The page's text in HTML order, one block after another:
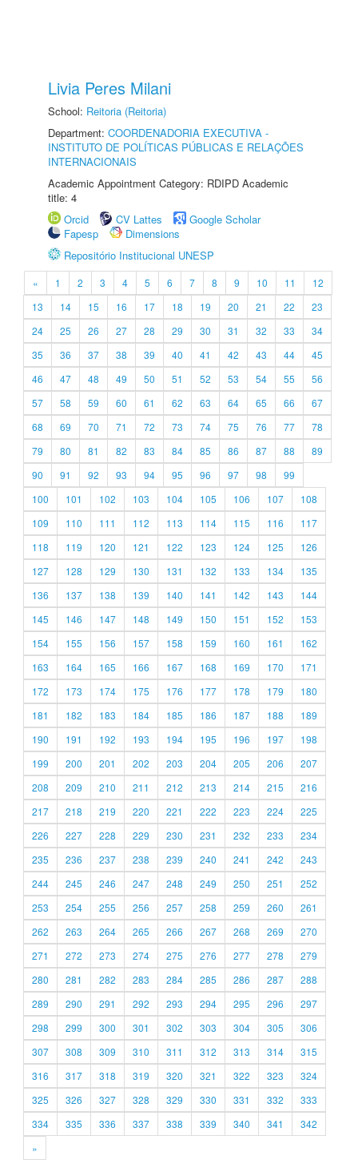
Livia Peres Milani
School: Reitoria (Reitoria)
Department: COORDENADORIA EXECUTIVA -
INSTITUTO DE POLÍTICAS PÚBLICAS E RELAÇÕES
INTERNACIONAIS
Academic Appointment Category: RDIPD Academic
title: 4
Orcid
CV Lattes
Google Scholar
Fapesp
Dimensions
Repositório Institucional UNESP
« 1 2 3 4 5 6 7 8 9 10 11
12
13
14 15 16 17 18 19 20 21 22
23
24
25 26 27 28 29 30 31 32 33
34
35
36 37 38 39 40 41 42 43 44
45
46
47 48 49 50 51 52 53 54 55
56
57
58 59 60 61 62 63 64 65 66
67
68
69 70 71 72 73 74 75 76 77
78
79
80 81 82 83 84 85 86 87 88
89
90
91 92 93 94 95 96 97 98
99
100
101 102 103 104 105 106 107
108
109
110 111 112 113 114 115 116
117
118
119 120 121 122 123 124 125
126
127
128 129 130 131 132 133 134
135
136
137 138 139 140 141 142 143
144
145
146 147 148 149 150 151 152
153
154
155 156 157 158 159 160 161
162
163
164 165 166 167 168 169 170
171
172
173 174 175 176 177 178 179
180
181
182 183 184 185 186 187 188
189
190
191 192 193 194 195 196 197
198
199
200 201 202 203 204 205 206
207
208
209 210 211 212 213 214 215
216
217
218 219 220 221 222 223 224
225
226
227 228 229 230 231 232 233
234
235
236 237 238 239 240 241 242
243
244
245 246 247 248 249 250 251
252
253
254 255 256 257 258 259 260
261
262
263 264 265 266 267 268 269
270
271
272 273 274 275 276 277 278
279
280
281 282 283 284 285 286 287
288
289
290 291 292 293 294 295 296
297
298
299 300 301 302 303 304 305
306
307
308 309 310 311 312 313 314
315
316
317 318 319 320 321 322 323
324
325
326 327 328 329 330 331 332
333
334
335 336 337 338 339 340 341
342
»